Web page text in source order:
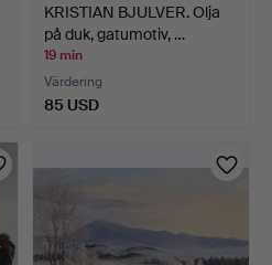
KRISTIAN BJULVER. Olja
på duk, gatumotiv, …
19 min
Värdering
85 USD